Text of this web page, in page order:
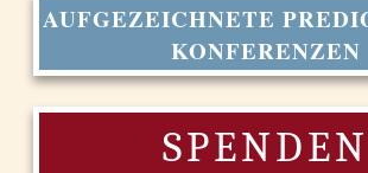
AUFGEZEICHNETE
KONFERENZEN
SPENDEN